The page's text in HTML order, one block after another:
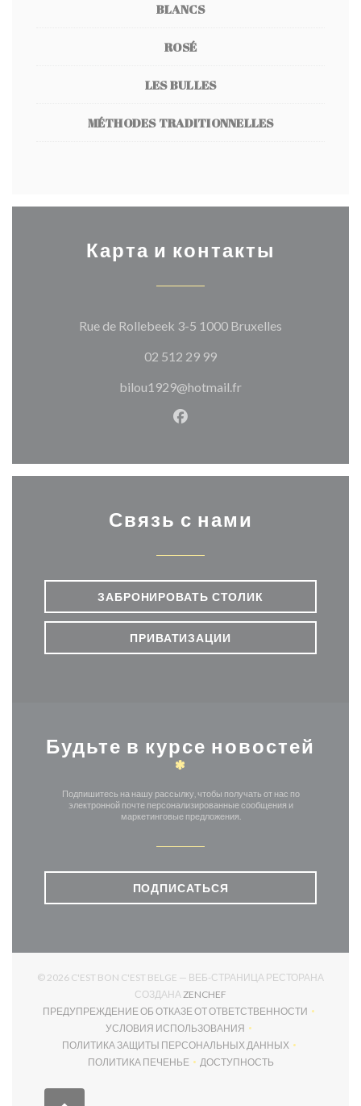
BLANCS
ROSÉ
LES BULLES
MÉTHODES TRADITIONNELLES
Карта и контакты
Rue de Rollebeek 3-5 1000 Bruxelles
02 512 29 99
bilou1929@hotmail.fr
Facebook ((открывается в
Связь с нами
ЗАБРОНИРОВАТЬ СТОЛИК
ПРИВАТИЗАЦИИ
Будьте в курсе новостей
*
Подпишитесь на нашу рассылку, чтобы получать от нас по
электронной почте персонализированные сообщения и
маркетинговые предложения.
ПОДПИСАТЬСЯ
© 2026 C'EST BON C'EST BELGE — ВЕБ-СТРАНИЦА РЕСТОРАНА
СОЗДАНАZENCHEF
ПРЕДУПРЕЖДЕНИЕ ОБ ОТКАЗЕ ОТ ОТВЕТСТВЕННОСТИ
((ОТКРЫВАЕТСЯ В НОВОМ ОКНЕ))
УСЛОВИЯ ИСПОЛЬЗОВАНИЯ
((ОТКРЫВАЕТСЯ В НОВОМ ОКНЕ))
ПОЛИТИКА ЗАЩИТЫ ПЕРСОНАЛЬНЫХ ДАННЫХ
((ОТКРЫВАЕТСЯ В НОВОМ ОКНЕ))
ПОЛИТИКА ПЕЧЕНЬЕ
((ОТКРЫВАЕТСЯ В НОВОМ ОКНЕ))
ДОСТУПНОСТЬ
((ОТКРЫВАЕТСЯ В